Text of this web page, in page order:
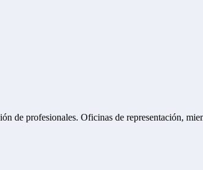
de profesionales. Oficinas de representación,